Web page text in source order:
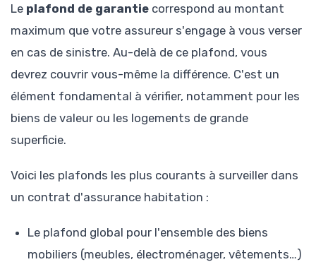
Le plafond de garantie correspond au montant
maximum que votre assureur s'engage à vous verser
en cas de sinistre. Au-delà de ce plafond, vous
devrez couvrir vous-même la différence. C'est un
élément fondamental à vérifier, notamment pour les
biens de valeur ou les logements de grande
superficie.
Voici les plafonds les plus courants à surveiller dans
un contrat d'assurance habitation :
Le plafond global pour l'ensemble des biens
mobiliers (meubles, électroménager, vêtements…)